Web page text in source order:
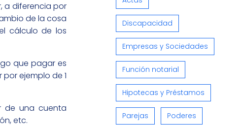
a diferencia por
de la cosa
cálculo de los
que pagar es
ejemplo de 1
de una cuenta
etc.
Discapacidad
Empresas y Sociedades
Función notarial
Hipotecas y Préstamos
Parejas Poderes